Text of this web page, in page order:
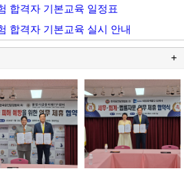
합격자 기본교육 일정표
합격자 기본교육 실시 안내
+